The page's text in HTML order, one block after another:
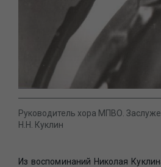
Руководитель хора МПВО.
Н.Н. Куклин
Из воспоминаний Николая